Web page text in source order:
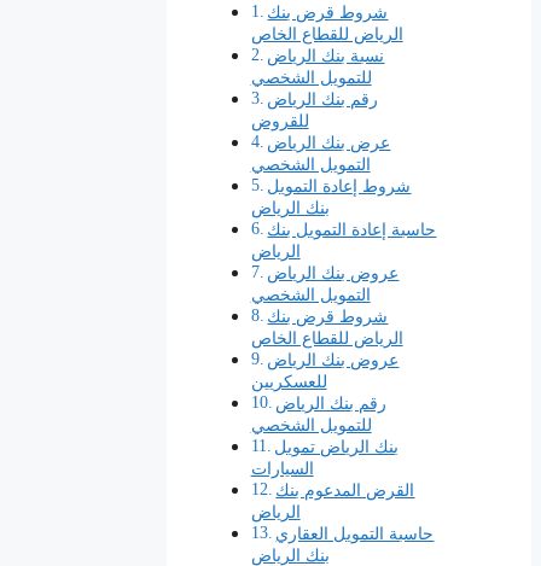
شروط قرض بنك
الرياض للقطاع الخاص
نسبة بنك الرياض
للتمويل الشخصي
رقم بنك الرياض
للقروض
عرض بنك الرياض
التمويل الشخصي
شروط إعادة التمويل
بنك الرياض
حاسبة إعادة التمويل بنك
الرياض
عروض بنك الرياض
التمويل الشخصي
شروط قرض بنك
الرياض للقطاع الخاص
عروض بنك الرياض
للعسكريين
رقم بنك الرياض
للتمويل الشخصي
بنك الرياض تمويل
السيارات
القرض المدعوم بنك
الرياض
حاسبة التمويل العقاري
بنك الرياض